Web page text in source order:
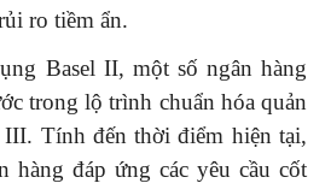
ro tiềm ẩn.
Basel II, một số ngân hàng
trong lộ trình chuẩn hóa quản
Tính đến thời điểm hiện tại,
hàng đáp ứng các yêu cầu cốt